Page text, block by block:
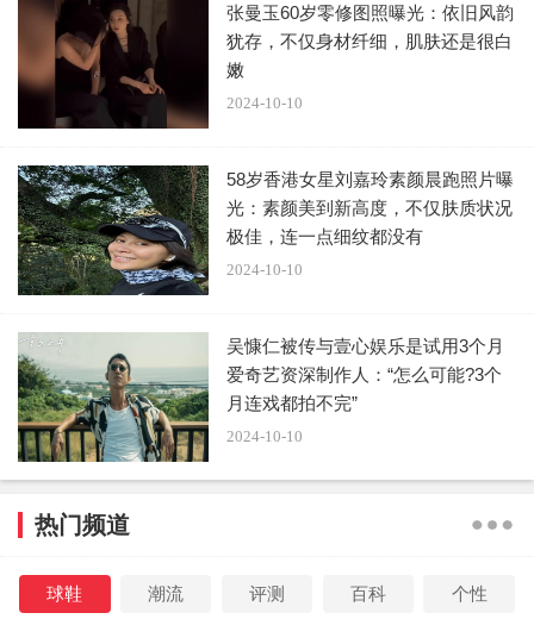
影片以申纪兰最后一次参加全国人民代表大会的履职行
程为切口，打破常规线性叙事的时空约束，通过个人视角
的“跳入跳出”为观众呈现青年、中年和老年时期的申纪兰以
及其对应的典型事件。这种反常规的叙事方式没有依据事件
发生顺序进行讲述，却更契合叙述者的情绪流淌和情感逻
辑。影片开场便是申纪兰不顾身体病痛执意要去参加全国人
民代表大会的情节，并在这个过程中巧妙衔接过往她的三个
留之际的申纪兰在国歌声中坚强站立，眼含热泪，深情凝
望。这一刻，她“人民代表为人民”的愿望在现实时空得以实
现。这种首尾相接的闭合叙事正是她一生为人民的生动表
现。
内涵于影像叙事，深入西沟村的生活肌理，全景再现中国农
张曼玉60岁零修图照曝光：依旧风韵
犹存，不仅身材纤细，肌肤还是很白
嫩
2024-10-10
58岁香港女星刘嘉玲素颜晨跑照片曝
光：素颜美到新高度，不仅肤质状况
极佳，连一点细纹都没有
2024-10-10
吴慷仁被传与壹心娱乐是试用3个月
爱奇艺资深制作人：“怎么可能?3个
月连戏都拍不完”
2024-10-10
热门频道
球鞋 潮流 评测 百科 个性